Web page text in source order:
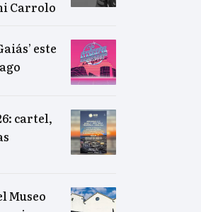
Carrolo
este
cartel,
Museo